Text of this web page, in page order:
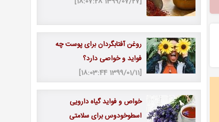
روغن آفتابگردان برای پوست چه
فواید و خواصی دارد؟
[1399/01/11 18:03:44]
خواص و فواید گیاه دارویی
اسطوخودوس برای سلامتی